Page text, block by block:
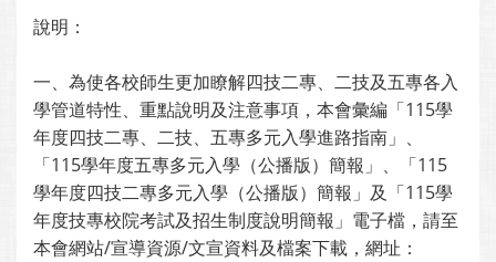
說明：
一、為使各校師生更加瞭解四技二專、二技及五專各入
學管道特性、重點說明及注意事項，本會彙編「115學
年度四技二專、二技、五專多元入學進路指南」、
「115學年度五專多元入學（公播版）簡報」、「115
學年度四技二專多元入學（公播版）簡報」及「115學
年度技專校院考試及招生制度說明簡報」電子檔，請至
本會網站/宣導資源/文宣資料及檔案下載，網址：